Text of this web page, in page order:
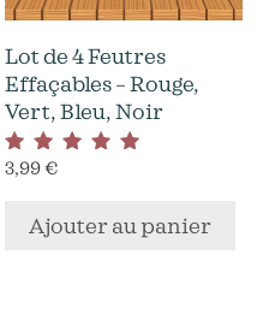
Lot de 4 Feutres
Effaçables – Rouge,
Vert, Bleu, Noir
Note
3,99€
Ajouter au panier